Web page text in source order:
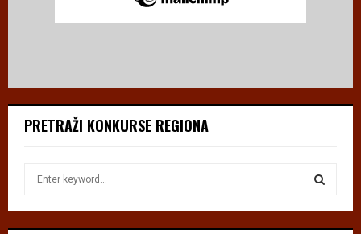
PRETRAŽI KONKURSE REGIONA
S